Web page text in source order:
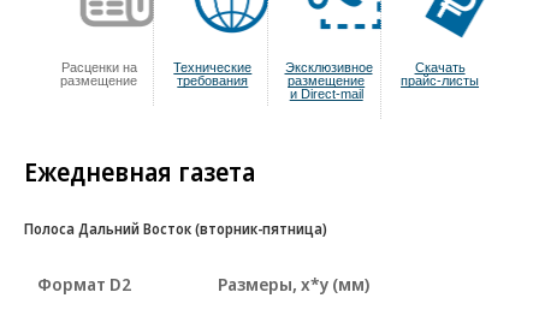
Расценки на
размещение
Технические
требования
Эксклюзивное
размещение
и Direct-mail
Скачать
прайс-листы
Ежедневная газета
Полоса Дальний Восток (вторник-пятница)
Формат D2 Размеры, х*у (мм)